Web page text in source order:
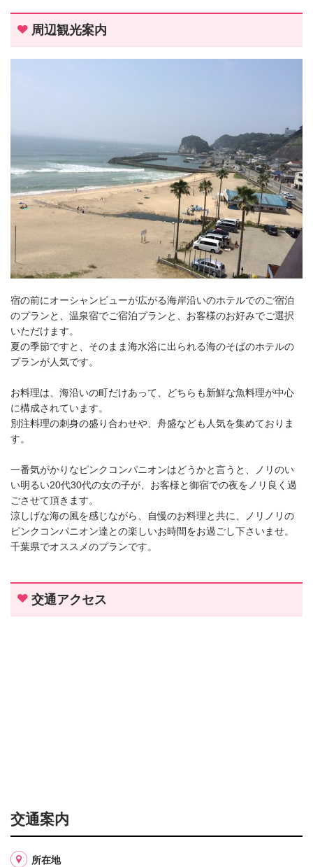
周辺観光案内
宿の前にオーシャンビューが広がる海岸沿いのホテルでのご宿泊
のプランと、温泉宿でご宿泊プランと、お客様のお好みでご選択
いただけます。
夏の季節ですと、そのまま海水浴に出られる海のそばのホテルの
プランが人気です。
お料理は、海沿いの町だけあって、どちらも新鮮な魚料理が中心
に構成されています。
別注料理の刺身の盛り合わせや、舟盛なども人気を集めておりま
す。
一番気がかりなピンクコンパニオンはどうかと言うと、ノリのい
い明るい20代30代の女の子が、お客様と御宿での夜をノリ良く過
ごさせて頂きます。
涼しげな海の風を感じながら、自慢のお料理と共に、ノリノリの
ピンクコンパニオン達との楽しいお時間をお過ごし下さいませ。
千葉県でオススメのプランです。
交通アクセス
交通案内
所在地